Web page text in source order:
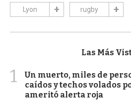
Lyon rugby
Las Más
1
Un muerto, miles de
caídos y techos volados
ameritó alerta roja